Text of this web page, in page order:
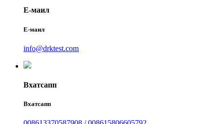
Е-маил
Е-маил
info@drktest.com
Вхатсапп
Вхатсапп